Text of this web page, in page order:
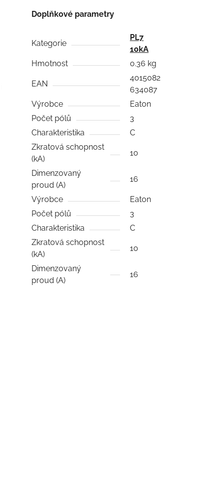
Doplňkové parametry
Kategorie
PL7
10kA
Hmotnost
0.36 kg
EAN
4015082
634087
Výrobce
Eaton
Počet pólů
3
Charakteristika
C
Zkratová schopnost
(kA)
10
Dimenzovaný
proud (A)
16
Výrobce
Eaton
Počet pólů
3
Charakteristika
C
Zkratová schopnost
(kA)
10
Dimenzovaný
proud (A)
16